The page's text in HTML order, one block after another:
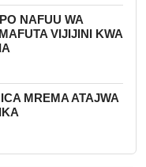
NAFUU WA
VIJIJINI KWA
MREMA ATAJWA